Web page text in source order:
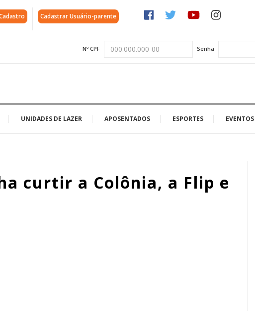
Cadastrar Usuário-parente
Nº CPF Senha
UNIDADES DE LAZER APOSENTADOS ESPORTES EVENTOS
curtir a Colônia, a Flip e